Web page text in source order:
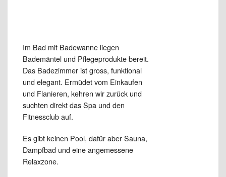
Im Bad mit Badewanne liegen
Bademäntel und Pflegeprodukte bereit.
Das Badezimmer ist gross, funktional
und elegant. Ermüdet vom Einkaufen
und Flanieren, kehren wir zurück und
suchten direkt das Spa und den
Fitnessclub auf.
Es gibt keinen Pool, dafür aber Sauna,
Dampfbad und eine angemessene
Relaxzone.